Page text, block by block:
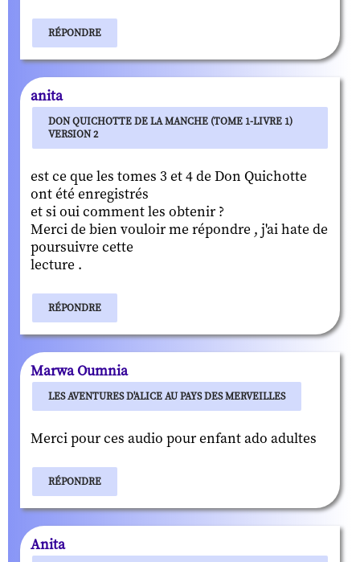
RÉPONDRE
anita
DON QUICHOTTE DE LA MANCHE (TOME 1-LIVRE 1)
VERSION 2
est ce que les tomes 3 et 4 de Don Quichotte
ont été enregistrés
et si oui comment les obtenir ?
Merci de bien vouloir me répondre , j'ai hate de
poursuivre cette
lecture .
RÉPONDRE
Marwa Oumnia
LES AVENTURES D'ALICE AU PAYS DES MERVEILLES
Merci pour ces audio pour enfant ado adultes
RÉPONDRE
Anita